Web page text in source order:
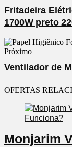
Fritadeira
1700W preto
Próximo
Ventilador de
OFERTAS
Monjarim